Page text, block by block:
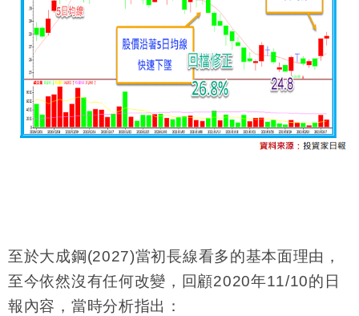
至於大成鋼(2027)當初長線看多的基本面理由，
至今依然沒有任何改變，回顧2020年11/10的日
報內容，當時分析指出：